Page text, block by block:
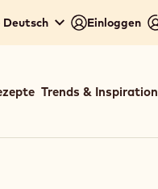
Deutsch Einloggen
Trends & Inspiration